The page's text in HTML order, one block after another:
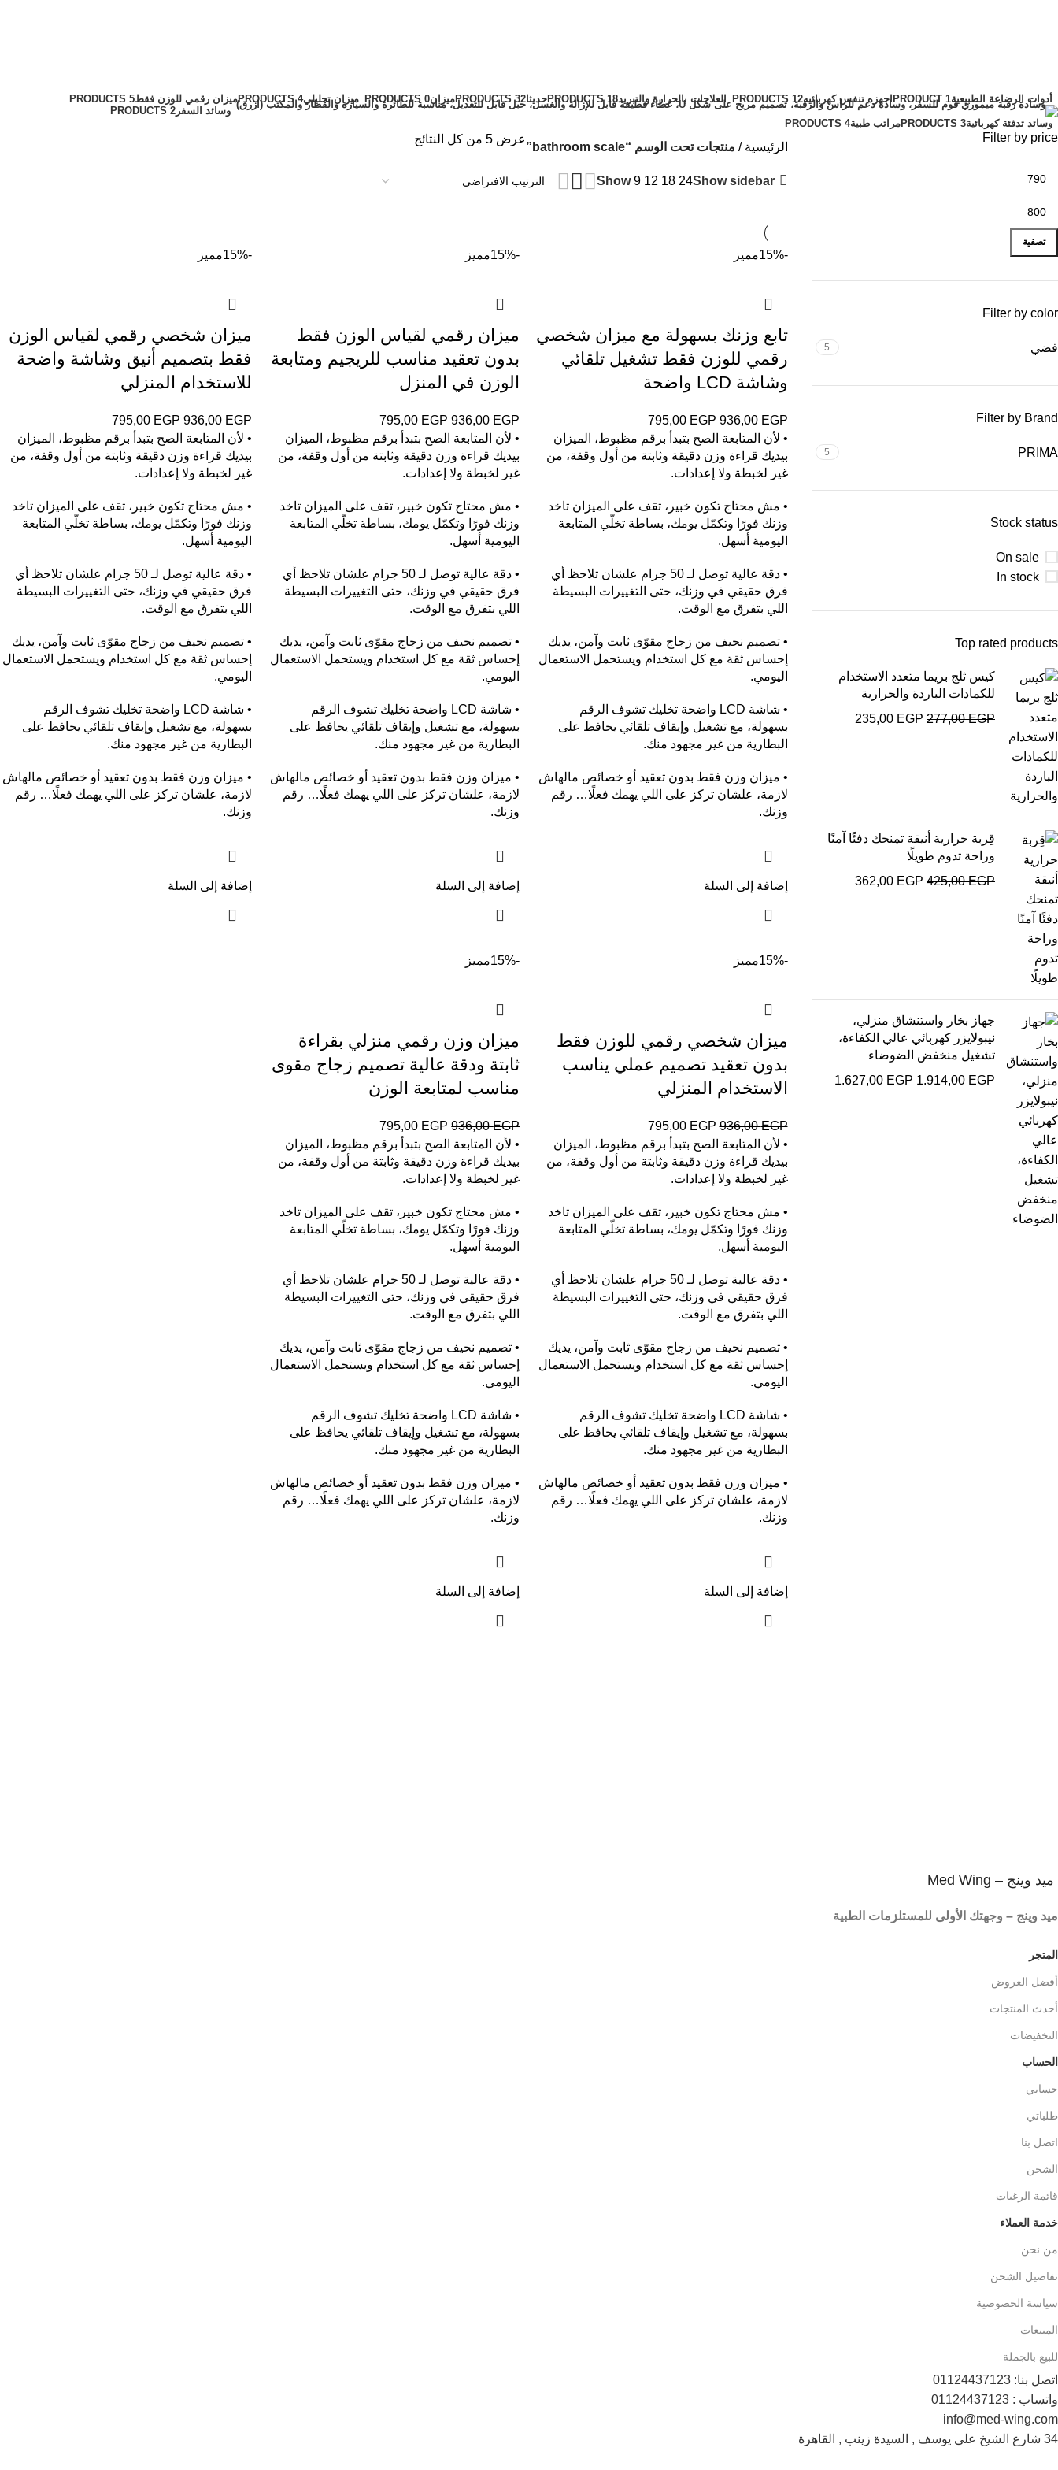
أدوات الرضاعة الطبيعية1 PRODUCT اجهزه تنفس كهربائيه12 PRODUCTS العلاجات بالحرارة والتبريد18 PRODUCTS حديثا32 PRODUCTS ميزان0 PRODUCTS ميزان تحليلي4 PRODUCTS ميزان رقمي للوزن فقط5 PRODUCTS
وسائد السفر 2 PRODUCTS
وسائد تدفئة كهربائية3 PRODUCTS مراتب طبية4 PRODUCTS
Filter by price
تصفية
Filter by color
فضي 5
Filter by Brand
PRIMA
5
Stock status
On sale
In stock
Top rated products
كيس ثلج بريما متعدد الاستخدام
للكمادات الباردة والحرارية
277,00EGP
235,00 EGP
قِربة حرارية أنيقة تمنحك دفئًا آمنًا
وراحة تدوم طويلًا
425,00EGP
362,00 EGP
جهاز بخار واستنشاق منزلي،
نيبولايزر كهربائي عالي الكفاءة،
تشغيل منخفض الضوضاء
1.914,00EGP
1.627,00 EGP
الرئيسية منتجات تحت الوسم “bathroom scale”
عرض ⁦5⁩ من كل النتائج
Show sidebar
Show9 12 18 24
-15% مميز
تابع وزنك بسهولة مع ميزان شخصي
رقمي للوزن فقط تشغيل تلقائي
وشاشة LCD واضحة
936,00EGP
795,00 EGP
• لأن المتابعة الصح بتبدأ برقم مظبوط، الميزان
بيديك قراءة وزن دقيقة وثابتة من أول وقفة، من
غير لخبطة ولا إعدادات.
• مش محتاج تكون خبير، تقف على الميزان تاخد
وزنك فورًا وتكمّل يومك، بساطة تخلّي المتابعة
اليومية أسهل.
• دقة عالية توصل لـ 50 جرام علشان تلاحظ أي
فرق حقيقي في وزنك، حتى التغييرات البسيطة
اللي بتفرق مع الوقت.
• تصميم نحيف من زجاج مقوّى ثابت وآمن، يديك
إحساس ثقة مع كل استخدام ويستحمل الاستعمال
اليومي.
• شاشة LCD واضحة تخليك تشوف الرقم
بسهولة، مع تشغيل وإيقاف تلقائي يحافظ على
البطارية من غير مجهود منك.
• ميزان وزن فقط بدون تعقيد أو خصائص مالهاش
لازمة، علشان تركز على اللي يهمك فعلًا… رقم
وزنك.
إضافة إلى السلة
-15% مميز
ميزان رقمي لقياس الوزن فقط
بدون تعقيد مناسب للريجيم ومتابعة
الوزن في المنزل
936,00EGP
795,00 EGP
• لأن المتابعة الصح بتبدأ برقم مظبوط، الميزان
بيديك قراءة وزن دقيقة وثابتة من أول وقفة، من
غير لخبطة ولا إعدادات.
• مش محتاج تكون خبير، تقف على الميزان تاخد
وزنك فورًا وتكمّل يومك، بساطة تخلّي المتابعة
اليومية أسهل.
• دقة عالية توصل لـ 50 جرام علشان تلاحظ أي
فرق حقيقي في وزنك، حتى التغييرات البسيطة
اللي بتفرق مع الوقت.
• تصميم نحيف من زجاج مقوّى ثابت وآمن، يديك
إحساس ثقة مع كل استخدام ويستحمل الاستعمال
اليومي.
• شاشة LCD واضحة تخليك تشوف الرقم
بسهولة، مع تشغيل وإيقاف تلقائي يحافظ على
البطارية من غير مجهود منك.
• ميزان وزن فقط بدون تعقيد أو خصائص مالهاش
لازمة، علشان تركز على اللي يهمك فعلًا… رقم
وزنك.
إضافة إلى السلة
-15% مميز
ميزان شخصي رقمي لقياس الوزن
فقط بتصميم أنيق وشاشة واضحة
للاستخدام المنزلي
936,00EGP
795,00 EGP
• لأن المتابعة الصح بتبدأ برقم مظبوط، الميزان
بيديك قراءة وزن دقيقة وثابتة من أول وقفة، من
غير لخبطة ولا إعدادات.
• مش محتاج تكون خبير، تقف على الميزان تاخد
وزنك فورًا وتكمّل يومك، بساطة تخلّي المتابعة
اليومية أسهل.
• دقة عالية توصل لـ 50 جرام علشان تلاحظ أي
فرق حقيقي في وزنك، حتى التغييرات البسيطة
اللي بتفرق مع الوقت.
• تصميم نحيف من زجاج مقوّى ثابت وآمن، يديك
إحساس ثقة مع كل استخدام ويستحمل الاستعمال
اليومي.
• شاشة LCD واضحة تخليك تشوف الرقم
بسهولة، مع تشغيل وإيقاف تلقائي يحافظ على
البطارية من غير مجهود منك.
• ميزان وزن فقط بدون تعقيد أو خصائص مالهاش
لازمة، علشان تركز على اللي يهمك فعلًا… رقم
وزنك.
إضافة إلى السلة
-15% مميز
ميزان شخصي رقمي للوزن فقط
بدون تعقيد تصميم عملي يناسب
الاستخدام المنزلي
936,00EGP
795,00 EGP
• لأن المتابعة الصح بتبدأ برقم مظبوط، الميزان
بيديك قراءة وزن دقيقة وثابتة من أول وقفة، من
غير لخبطة ولا إعدادات.
• مش محتاج تكون خبير، تقف على الميزان تاخد
وزنك فورًا وتكمّل يومك، بساطة تخلّي المتابعة
اليومية أسهل.
• دقة عالية توصل لـ 50 جرام علشان تلاحظ أي
فرق حقيقي في وزنك، حتى التغييرات البسيطة
اللي بتفرق مع الوقت.
• تصميم نحيف من زجاج مقوّى ثابت وآمن، يديك
إحساس ثقة مع كل استخدام ويستحمل الاستعمال
اليومي.
• شاشة LCD واضحة تخليك تشوف الرقم
بسهولة، مع تشغيل وإيقاف تلقائي يحافظ على
البطارية من غير مجهود منك.
• ميزان وزن فقط بدون تعقيد أو خصائص مالهاش
لازمة، علشان تركز على اللي يهمك فعلًا… رقم
وزنك.
إضافة إلى السلة
-15% مميز
ميزان وزن رقمي منزلي بقراءة
ثابتة ودقة عالية تصميم زجاج مقوى
مناسب لمتابعة الوزن
936,00EGP
795,00 EGP
• لأن المتابعة الصح بتبدأ برقم مظبوط، الميزان
بيديك قراءة وزن دقيقة وثابتة من أول وقفة، من
غير لخبطة ولا إعدادات.
• مش محتاج تكون خبير، تقف على الميزان تاخد
وزنك فورًا وتكمّل يومك، بساطة تخلّي المتابعة
اليومية أسهل.
• دقة عالية توصل لـ 50 جرام علشان تلاحظ أي
فرق حقيقي في وزنك، حتى التغييرات البسيطة
اللي بتفرق مع الوقت.
• تصميم نحيف من زجاج مقوّى ثابت وآمن، يديك
إحساس ثقة مع كل استخدام ويستحمل الاستعمال
اليومي.
• شاشة LCD واضحة تخليك تشوف الرقم
بسهولة، مع تشغيل وإيقاف تلقائي يحافظ على
البطارية من غير مجهود منك.
• ميزان وزن فقط بدون تعقيد أو خصائص مالهاش
لازمة، علشان تركز على اللي يهمك فعلًا… رقم
وزنك.
إضافة إلى السلة
ميد وينج – Med Wing
ميد وينج – وجهتك الأولى للمستلزمات الطبية
المتجر
أفضل العروض
أحدث المنتجات
التخفيضات
الحساب
حسابي
طلباتي
اتصل بنا
الشحن
قائمة الرغبات
خدمة العملاء
من نحن
تفاصيل الشحن
سياسة الخصوصية
المبيعات
للبيع بالجملة
اتصل بنا: 01124437123
واتساب : 01124437123
info@med-wing.com
34 شارع الشيخ على يوسف , السيدة زينب , القاهرة